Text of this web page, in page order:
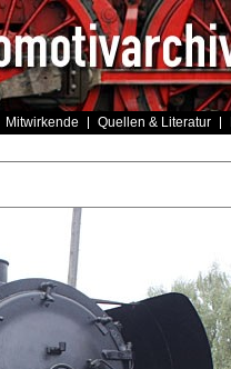
Mitwirkende Quellen & Literatur